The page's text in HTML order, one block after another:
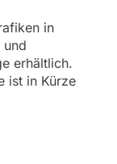
in
erhältlich.
ist in Kürze